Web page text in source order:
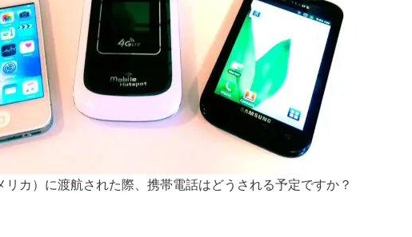
リカ）に渡航された際、携帯電話はどうされる予定ですか？